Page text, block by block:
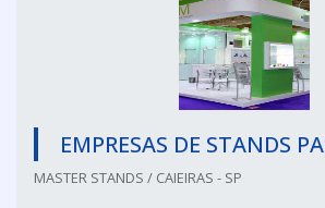
EMPRESAS DE STANDS
MASTER STANDS / CAIEIRAS - SP